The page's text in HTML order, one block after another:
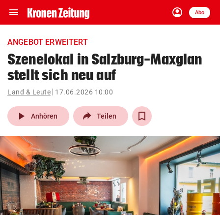
menu Navigation
ein-/ausklappen
account_circle
Anmelden
Abo
close Schließen
account_circle Anmelden
pin_drop
Wien arrow_right
bookmark
search
Suchbegriff
eingeben
ANGEBOT ERWEITERT
Szenelokal in Salzburg-Maxglan
stellt sich neu auf
Land & Leute 17.06.2026 10:00
play_arrow Anhören Teilen